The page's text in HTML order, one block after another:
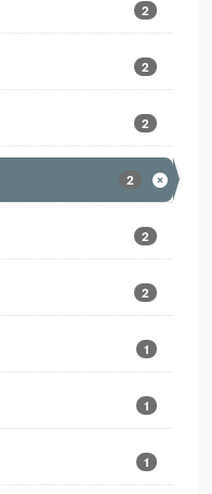
2
2
2
2
2
2
1
1
1